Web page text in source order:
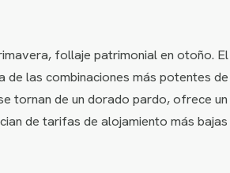
follaje patrimonial en otoño.
de las combinaciones más potentes
tornan de un dorado pardo, ofrece
de tarifas de alojamiento más